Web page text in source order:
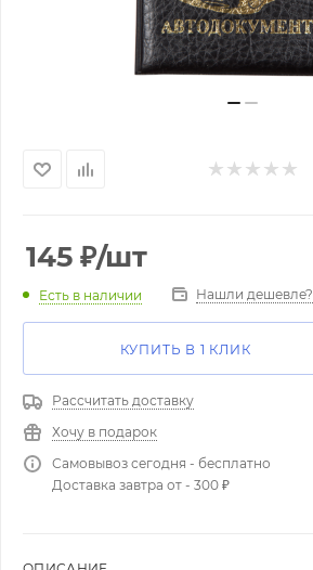
145 ₽/шт
Есть в наличии Нашли дешевле?
КУПИТЬ В 1 КЛИК
Рассчитать доставку
Хочу в подарок
Самовывоз сегодня - бесплатно
Доставка завтра от - 300 ₽